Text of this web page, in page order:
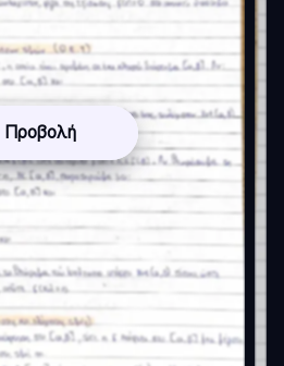
Προβολή